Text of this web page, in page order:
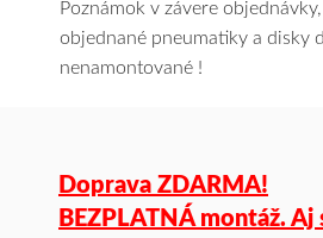
Poznámok v závere
objednané pneumatiky a disky
nenamontované !
Doprava ZDARMA!
BEZPLATNÁ montáž. Aj